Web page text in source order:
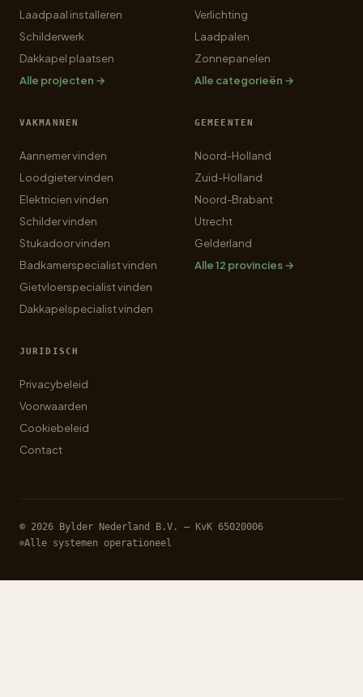
Laadpaal installeren
Schilderwerk
Dakkapel plaatsen
Alle projecten →
Verlichting
Laadpalen
Zonnepanelen
Alle categorieën →
VAKMANNEN
Aannemer vinden
Loodgieter vinden
Elektricien vinden
Schilder vinden
Stukadoor vinden
Badkamerspecialist vinden
Gietvloerspecialist vinden
Dakkapelspecialist vinden
GEMEENTEN
Noord-Holland
Zuid-Holland
Noord-Brabant
Utrecht
Gelderland
Alle 12 provincies →
JURIDISCH
Privacybeleid
Voorwaarden
Cookiebeleid
Contact
© 2026 Bylder Nederland B.V. — KvK 65020006
Alle systemen operationeel